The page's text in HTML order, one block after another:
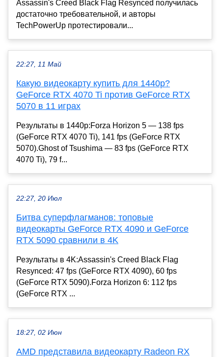
Assassin's Creed Black Flag Resynced получилась
достаточно требовательной, и авторы
TechPowerUp протестировали...
22:27, 11 Май
Какую видеокарту купить для 1440p?
GeForce RTX 4070 Ti против GeForce RTX
5070 в 11 играх
Результаты в 1440p:Forza Horizon 5 — 138 fps
(GeForce RTX 4070 Ti), 141 fps (GeForce RTX
5070).Ghost of Tsushima — 83 fps (GeForce RTX
4070 Ti), 79 f...
22:27, 20 Июл
Битва суперфлагманов: топовые
видеокарты GeForce RTX 4090 и GeForce
RTX 5090 сравнили в 4K
Результаты в 4K:Assassin's Creed Black Flag
Resynced: 47 fps (GeForce RTX 4090), 60 fps
(GeForce RTX 5090).Forza Horizon 6: 112 fps
(GeForce RTX ...
18:27, 02 Июн
AMD представила видеокарту Radeon RX